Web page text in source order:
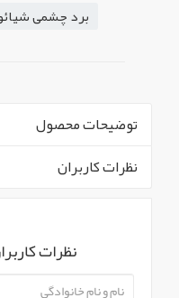
برد چشمی
توضیحات محصول
نظرات کاربران
برد چشمی XIAOMI
L55M5-5ASP
نظرات
آیتم های محصول